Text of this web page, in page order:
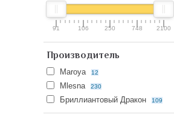
91 106 250 748 2100
Производитель
Maroya 12
Mlesna 230
Бриллиантовый Дракон 109